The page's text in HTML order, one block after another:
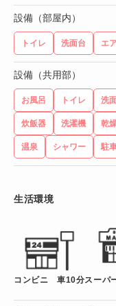
設備（部屋内）
トイレ 洗面台 エ
設備（共用部）
お風呂 トイレ 洗
炊飯器 洗濯機 乾
温泉 シャワー 駐
生活環境
コンビニ 車10分スーパ